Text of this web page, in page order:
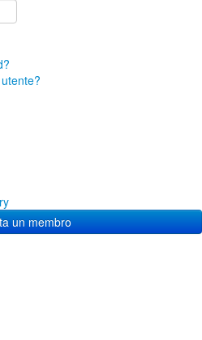
un membro